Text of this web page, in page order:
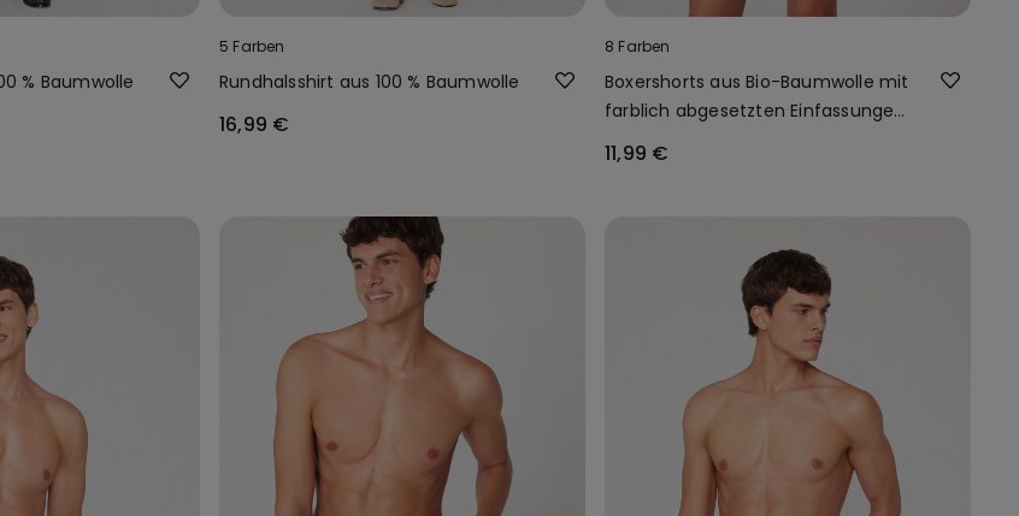
% Baumwolle
5 Farben
Rundhalsshirt aus 100 % Baumwolle
16,99 €
8 Farben
Boxershorts aus Bio-Baumwolle mit
farblich abgesetzten Einfassungen
11,99 €